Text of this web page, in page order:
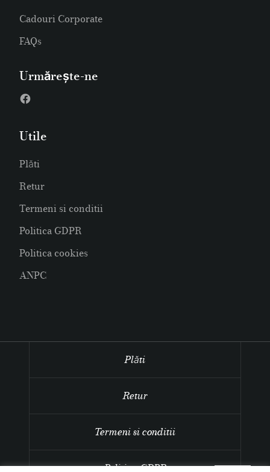
Cadouri Corporate
FAQs
Urmărește-ne
Utile
Plăti
Retur
Termeni si conditii
Politica GDPR
Politica cookies
ANPC
Plăti
Retur
Termeni si conditii
Politica GDPR